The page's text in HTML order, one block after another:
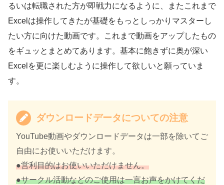
るいは転職された方が即戦力になるように、またこれまで
Excelは操作してきたが基礎をもっとしっかりマスターし
たい方に向けた動画です。これまで動画をアップしたもの
をギュッとまとめてあります。基本に飽きずに奥が深い
Excelを更に楽しむように操作して欲しいと願っていま
す。
ダウンロードデータについての注意
YouTube動画やダウンロードデータは一部を除いてご
自由にお使いいただけます。
●営利目的はお使いいただけません。
●サークル活動などのご使用は一言お声をかけてくだ